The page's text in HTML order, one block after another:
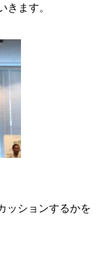
きます。
ッションするかを